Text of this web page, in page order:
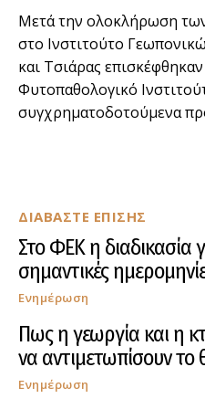
ΔΙΑΒΑΣΤΕ ΕΠΙΣΗΣ
Στο ΦΕΚ η διαδικασία
σημαντικές
Ενημέρωση
Πως η γεωργία και η
να αντιμετωπίσουν το
Ενημέρωση
Μετά την ολοκλήρωση
στο Ινστιτούτο
και Τσιάρας
Φυτοπαθολογικό
συγχρηματοδοτούμενα